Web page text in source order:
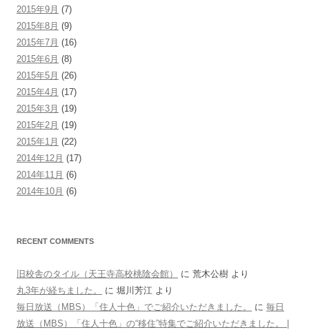
2015年9月 (7)
2015年8月 (9)
2015年7月 (16)
2015年6月 (8)
2015年5月 (26)
2015年4月 (17)
2015年3月 (19)
2015年2月 (19)
2015年1月 (22)
2014年12月 (17)
2014年11月 (6)
2014年10月 (6)
RECENT COMMENTS
旧校舎のタイル（天王寺高校桃陰会館） に 荒木公樹 より
丸3年が経ちました。
に 堀川芳江 より
毎日放送（MBS）「住人十色」でご紹介いただきました。
に 毎日
放送（MBS）「住人十色」の“移住”特集でご紹介いただきました。 |